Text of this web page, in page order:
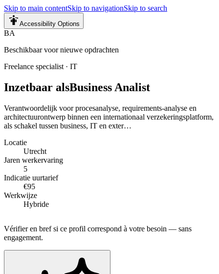
Skip to main contentSkip to navigationSkip to search
Accessibility Options
BA
Beschikbaar voor nieuwe opdrachten
Freelance specialist · IT
Inzetbaar alsBusiness Analist
Verantwoordelijk voor procesanalyse, requirements-analyse en
architectuurontwerp binnen een internationaal verzekeringsplatform,
als schakel tussen business, IT en exter…
Locatie
Utrecht
Jaren werkervaring
5
Indicatie uurtarief
€95
Werkwijze
Hybride
Vérifier en bref si ce profil correspond à votre besoin — sans
engagement.